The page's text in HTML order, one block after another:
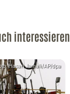
interessieren
Hasan Jamali/AP/dpa